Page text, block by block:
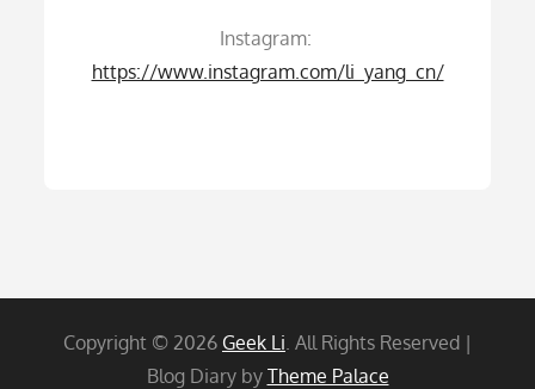
Instagram:
https://www.instagram.com/li_yang_cn/
Copyright © 2026 Geek Li. All Rights Reserved |
Blog Diary by Theme Palace